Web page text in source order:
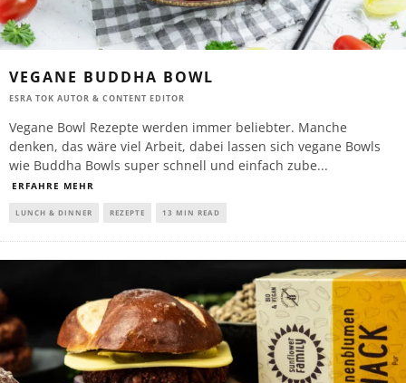
VEGANE BUDDHA BOWL
ESRA TOK AUTOR & CONTENT EDITOR
Vegane Bowl Rezepte werden immer beliebter. Manche
denken, das wäre viel Arbeit, dabei lassen sich vegane Bowls
wie Buddha Bowls super schnell und einfach zube...
ERFAHRE MEHR
LUNCH & DINNER REZEPTE 13 MIN READ